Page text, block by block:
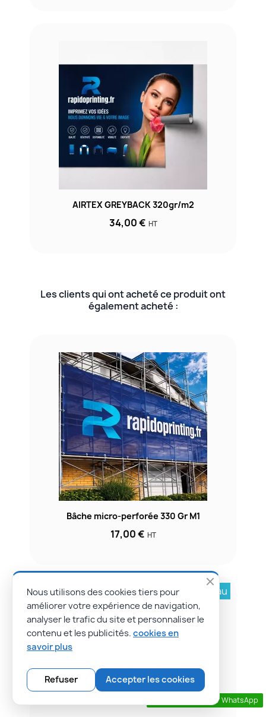
AIRTEX GREYBACK 320gr/m2
34,00 € HT
Les clients qui ont acheté ce produit ont
également acheté :
Bâche micro-perforée 330 Gr M1
17,00 € HT
Nouveau
Contactez nous par WhatsApp
Nous utilisons des cookies tiers pour
améliorer votre expérience de navigation,
analyser le trafic du site et personnaliser le
contenu et les publicités. cookies en
savoir plus
Accepter les cookies
Refuser